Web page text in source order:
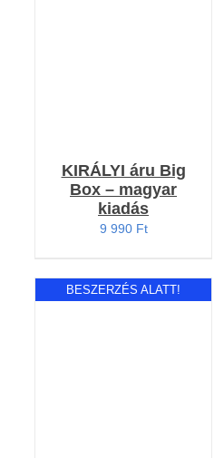
KIRÁLYI áru Big
Box – magyar
kiadás
9 990 Ft
BESZERZÉS ALATT!